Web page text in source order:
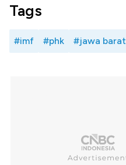
Tags
#imf #phk #jawa barat